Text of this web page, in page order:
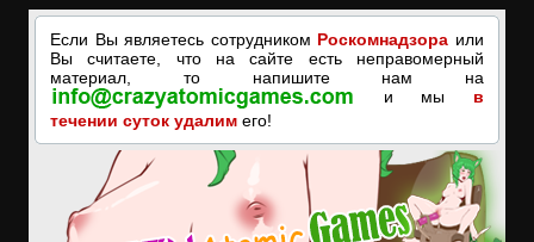
Если Вы являетесь сотрудником Роскомнадзора или
Вы считаете, что на сайте есть неправомерный
материал, то напишите нам на
и мы в
течении суток удалим его!